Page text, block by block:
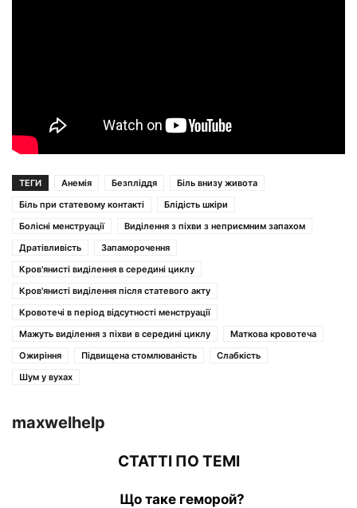
ТЕГИ Анемія Безпліддя
Біль внизу живота
Біль при статевому контакті
Блідість шкіри
Болісні менструації
Виділення з піхви з неприємним запахом
Дратівливість
Запаморочення
Кров'янисті виділення в середині циклу
Кров'янисті виділення після статевого акту
Кровотечі в період відсутності менструації
Мажуть виділення з піхви в середині циклу
Маткова кровотеча
Ожиріння
Підвищена стомлюваність
Слабкість
Шум у вухах
maxwelhelp
СТАТТІ ПО ТЕМІ
Що таке геморой?